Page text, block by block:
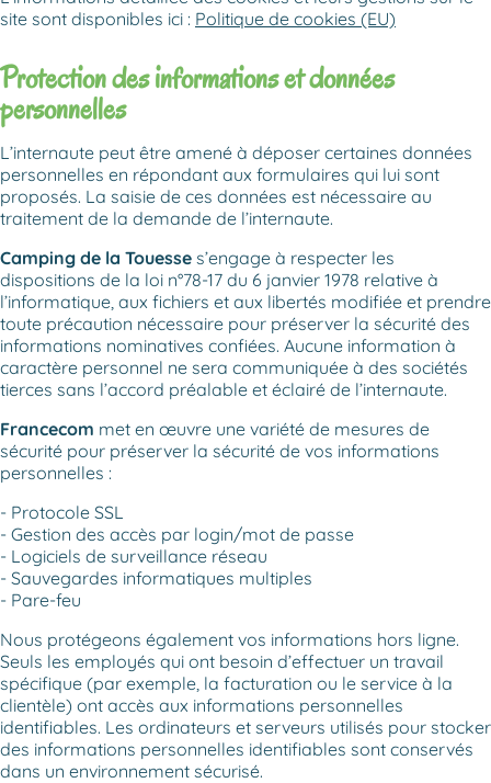
site sont disponibles ici : Politique de cookies (EU)
Protection des informationset données
personnelles
L’internaute peut être amené à déposer certaines données
personnelles en répondant aux formulaires qui lui sont
proposés. La saisie de ces données est nécessaire au
traitement de la demande de l’internaute.
Camping de la Touesse s’engage à respecter les
dispositions de la loi n°78-17 du 6 janvier 1978 relative à
l’informatique, aux fichiers et aux libertés modifiée et prendre
toute précaution nécessaire pour préserver la sécurité des
informations nominatives confiées. Aucune information à
caractère personnel ne sera communiquée à des sociétés
tierces sans l’accord préalable et éclairé de l’internaute.
Francecom met en œuvre une variété de mesures de
sécurité pour préserver la sécurité de vos informations
personnelles :
Protocole SSL
Gestion des accès par login/mot de passe
Logiciels de surveillance réseau
Sauvegardes informatiques multiples
Pare-feu
Nous protégeons également vos informations hors ligne.
Seuls les employés qui ont besoin d’effectuer un travail
spécifique (par exemple, la facturation ou le service à la
clientèle) ont accès aux informations personnelles
identifiables. Les ordinateurs et serveurs utilisés pour stocker
des informations personnelles identifiables sont conservés
dans un environnement sécurisé.